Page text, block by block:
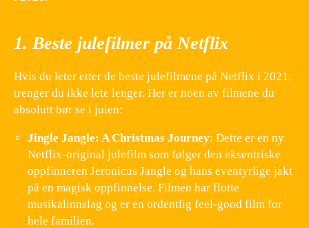
1. Beste julefilmer på Netflix
Hvis du leter etter de beste julefilmene på Netflix i 2021,
trenger du ikke lete lenger. Her er noen av filmene du
absolutt bør se i julen:
Jingle Jangle: A Christmas Journey: Dette er en ny
Netflix-original julefilm som følger den eksentriske
oppfinneren Jeronicus Jangle og hans eventyrlige jakt
på en magisk oppfinnelse. Filmen har flotte
musikalinnslag og er en ordentlig feel-good film for
hele familien.